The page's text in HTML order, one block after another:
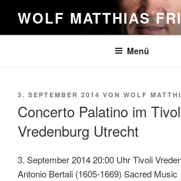
Inhalt
springen
WOLF MATTHIAS
Menü
VERÖFFENTLICHT
3. SEPTEMBER 2014 VON WOLF
Concerto Palatino im
Vredenburg Utrecht
3. September 2014 20:00 Uhr Tivoli
Antonio Bertali (1605-1669) Sacred Music